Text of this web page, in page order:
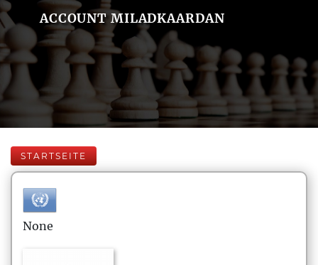
ACCOUNT MILADKAARDAN
STARTSEITE
None